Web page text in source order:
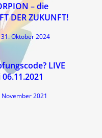
– die
DER ZUKUNFT!
Oktober 2024
LIVE
November 2021